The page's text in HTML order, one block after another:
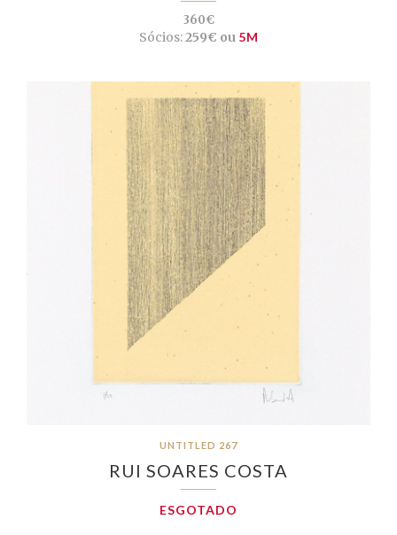
360€
Sócios:259€ ou 5M
UNTITLED 267
RUI SOARES COSTA
ESGOTADO